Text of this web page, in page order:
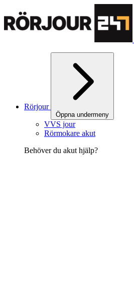
Rörjour
Öppna undermeny
VVS jour
Rörmokare akut
Behöver du akut hjälp?